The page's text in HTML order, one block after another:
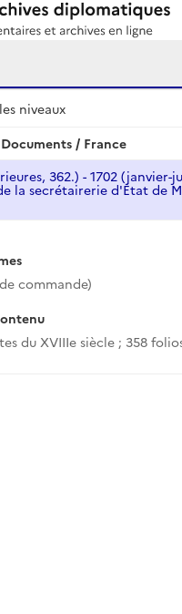
niveaux
/ France
362.) - 1702 (janvier-
la secrétairerie d'État de
commande)
du XVIIIe siècle ; 358